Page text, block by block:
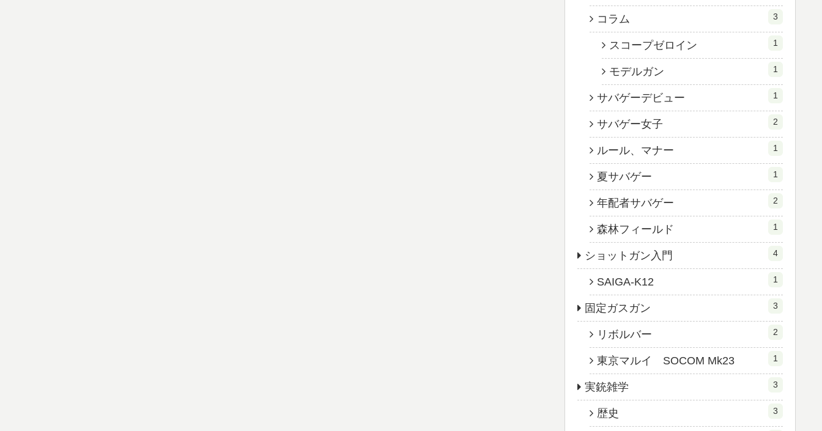
コラム 3
スコープゼロイン 1
モデルガン 1
サバゲーデビュー 1
サバゲー女子 2
ルール、マナー 1
夏サバゲー 1
年配者サバゲー 2
森林フィールド 1
ショットガン入門 4
SAIGA-K12 1
固定ガスガン 3
リボルバー 2
東京マルイ SOCOM Mk23 1
実銃雑学 3
歴史 3